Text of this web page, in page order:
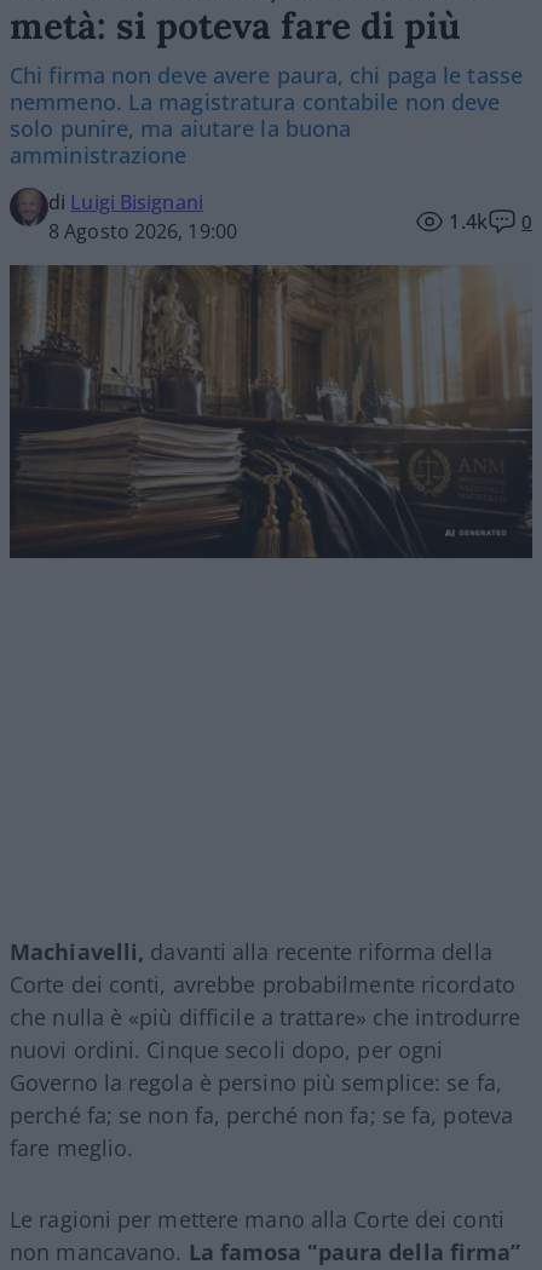
metà: si poteva fare di più
Chi firma non deve avere paura, chi paga le tasse
nemmeno. La magistratura contabile non deve
solo punire, ma aiutare la buona
amministrazione
di Luigi Bisignani
8 Agosto 2026, 19:00
1.4k 0
Machiavelli, davanti alla recente riforma della
Corte dei conti, avrebbe probabilmente ricordato
che nulla è «più difficile a trattare» che introdurre
nuovi ordini. Cinque secoli dopo, per ogni
Governo la regola è persino più semplice: se fa,
perché fa; se non fa, perché non fa; se fa, poteva
fare meglio.
Le ragioni per mettere mano alla Corte dei conti
non mancavano. La famosa “paura della firma”